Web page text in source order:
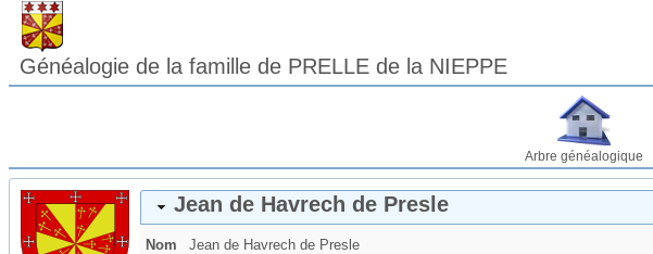
Généalogie de la famille de PRELLE de la NIEPPE
Arbre généalogique
Jean de Havrech de Presle
Nom Jean de Havrech de Presle